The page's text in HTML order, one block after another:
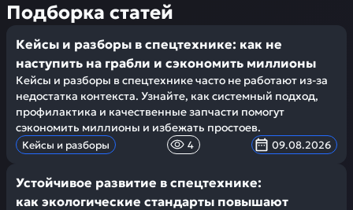
Подборка статей
Кейсы и разборы в спецтехнике: как не
наступить на грабли и сэкономить миллионы
Кейсы и разборы в спецтехнике часто не работают из-за
недостатка контекста. Узнайте, как системный подход,
профилактика и качественные запчасти помогут
сэкономить миллионы и избежать простоев.
Кейсы и разборы 4 09.08.2026
Устойчивое развитие в спецтехнике:
как экологические стандарты повышают